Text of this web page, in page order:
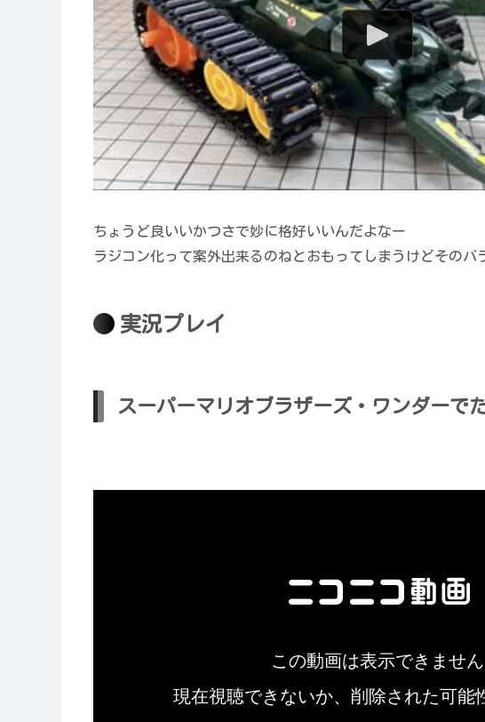
ちょうど良いいかつさで妙に格好いいんだよなー
ラジコン化って案外出来るのねとおもってしまうけどそのバ
実況プレイ
スーパーマリオブラザーズ・ワンダーで